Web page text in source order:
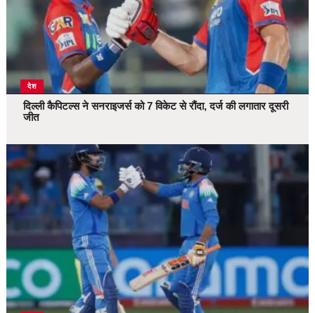
देश
दिल्ली कैपिटल्स ने सनराइजर्स को 7 विकेट से रौंदा, दर्ज की लगातार दूसरी
जीत